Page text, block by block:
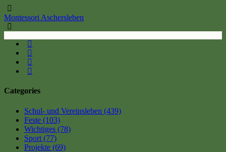
Montessori Aschersleben
Categories
Schul- und Vereinsleben (439)
Feste (103)
Wichtiges (78)
Sport (77)
Projekte (69)